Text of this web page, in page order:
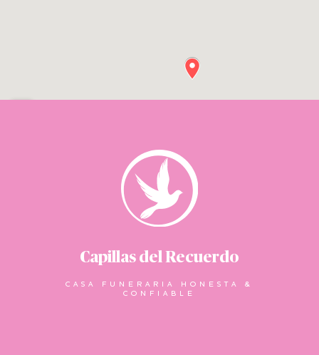
Capillas del Recuerdo
CASA FUNERARIA HONESTA &
CONFIABLE